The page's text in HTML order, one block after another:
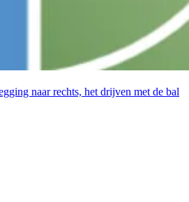
naar rechts, het drijven met de bal